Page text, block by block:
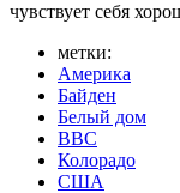
чувствует себя
метки:
Америка
Байден
Белый дом
ВВС
Колорадо
США